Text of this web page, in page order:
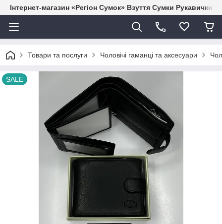
Інтернет-магазин «Регіон Сумок» Взуття Сумки Рукавички
Товари та послуги Чоловічі гаманці та аксесуари
SALE